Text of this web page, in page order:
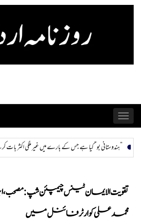
Skip
Toggle
navigation
اکثر بات کرتے ہیں؟ اس بو کو کیسے پہچانا جا سکتا ہے اور ختم
تقویت الایمان ٹینس چیمپئن شپ: مصحب،
محمد علی کوارٹر فائنل میں